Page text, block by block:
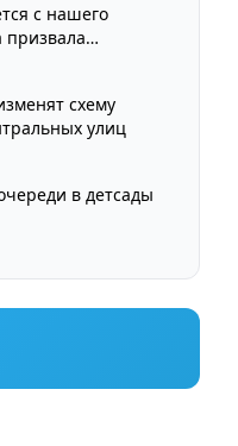
с нашего
призвала
в выборах
схему
улиц
в детсады